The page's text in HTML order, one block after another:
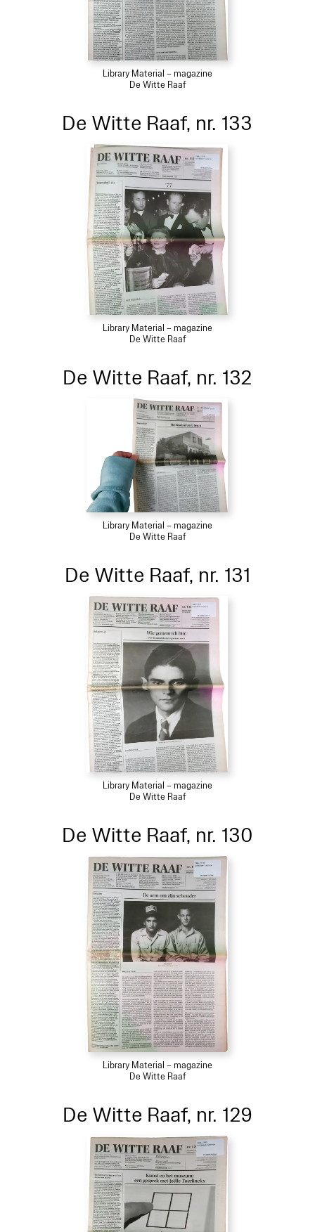
Library Material – magazine
De Witte Raaf
De Witte Raaf, nr. 133
Library Material – magazine
De Witte Raaf
De Witte Raaf, nr. 132
Library Material – magazine
De Witte Raaf
De Witte Raaf, nr. 131
Library Material – magazine
De Witte Raaf
De Witte Raaf, nr. 130
Library Material – magazine
De Witte Raaf
De Witte Raaf, nr. 129